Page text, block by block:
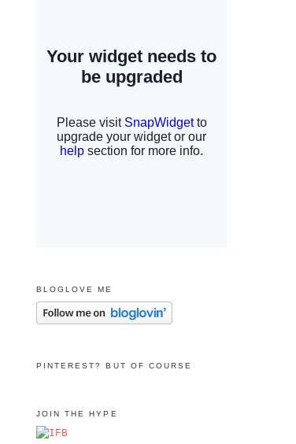
BLOGLOVE ME
PINTEREST? BUT OF COURSE
JOIN THE HYPE